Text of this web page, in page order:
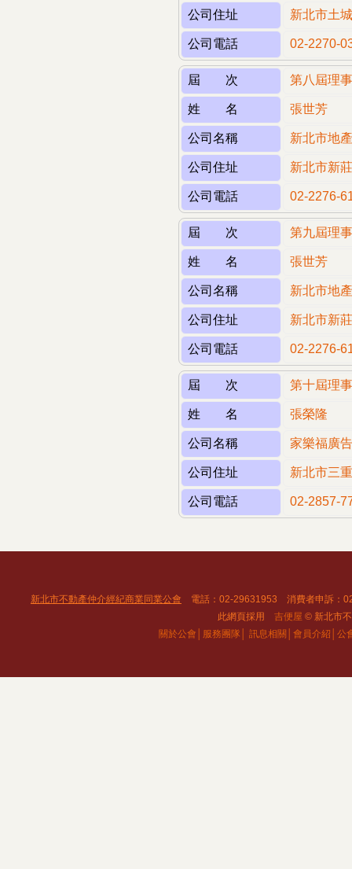
公司住址 新北市土
公司電話 02-2270-
屆 次 第八屆理
姓 名 張世芳
公司名稱 新北市地
公司住址 新北市新
公司電話 02-2276-
屆 次 第九屆理
姓 名 張世芳
公司名稱 新北市地
公司住址 新北市新
公司電話 02-2276-
屆 次 第十屆理
姓 名 張榮隆
公司名稱 家樂福廣
公司住址 新北市三
公司電話 02-2857-
新北市不動產仲介經紀商業同業公會 電話：02-29631953 消費者申訴：
此網頁採用 吉便屋 © 新北市
關於公會│ 服務團隊│ 訊息相關│ 會員介紹│ 公